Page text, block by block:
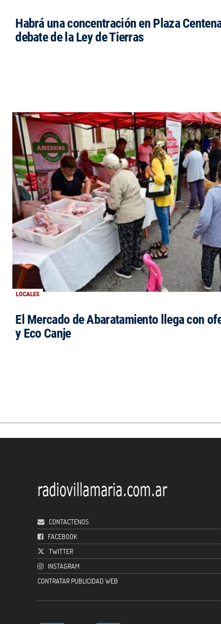
Habrá una concentración en Plaza
debate de la Ley de Tierras
LOCALES
El Mercado de Abaratamiento llega con
y Eco Canje
CONTACTENOS
FACEBOOK
TWITTER
INSTAGRAM
CONTRATAR PUBLICIDAD WEB